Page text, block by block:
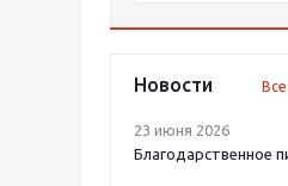
Новости
23 июня 2026
Благодарственное